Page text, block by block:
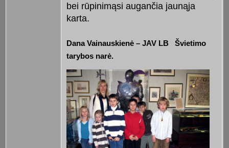
bei rūpi­ni­mąsi augančia jaunąja
karta.
Dana Vainauskienė – JAV LB Švie­timo
tarybos narė.